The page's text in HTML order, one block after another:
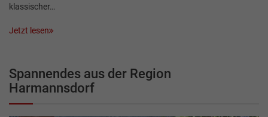
klassischer…
Jetzt lesen
Spannendes aus der Region
Harmannsdorf